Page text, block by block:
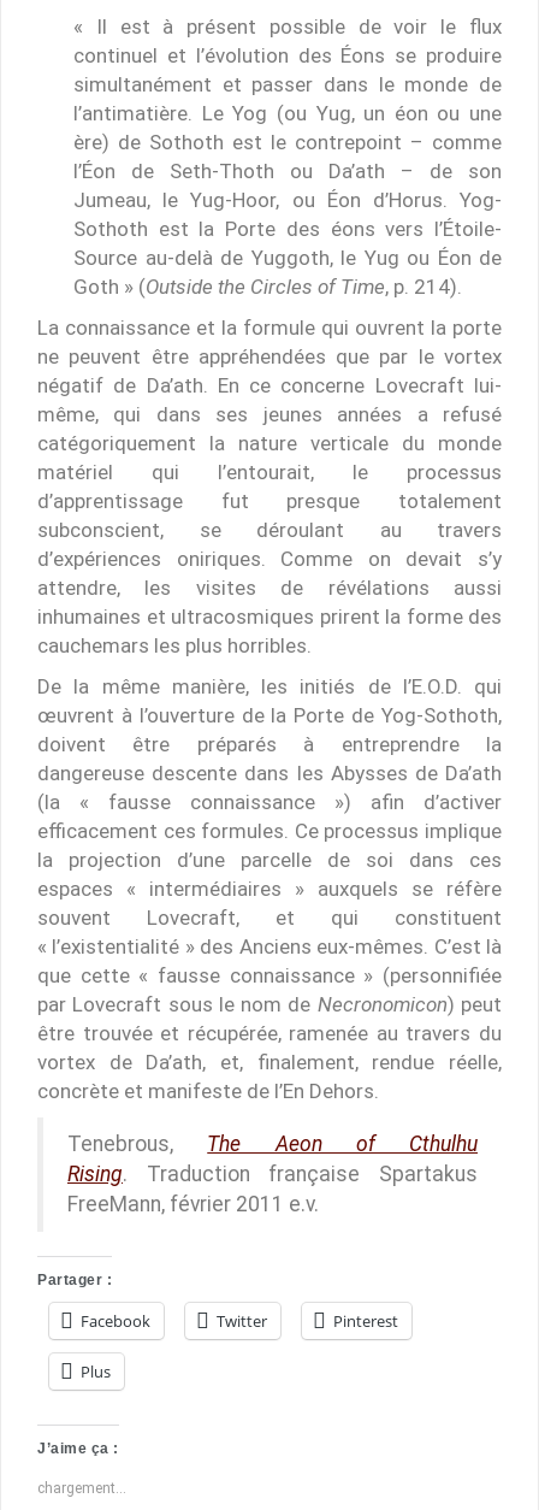
« Il est à présent possible de voir le flux
continuel et l’évolution des Éons se produire
simultanément et passer dans le monde de
l’antimatière. Le Yog (ou Yug, un éon ou une
ère) de Sothoth est le contrepoint – comme
l’Éon de Seth-Thoth ou Da’ath – de son
Jumeau, le Yug-Hoor, ou Éon d’Horus. Yog-
Sothoth est la Porte des éons vers l’Étoile-
Source au-delà de Yuggoth, le Yug ou Éon de
Goth » (Outside the Circles of Time, p. 214).
La connaissance et la formule qui ouvrent la porte
ne peuvent être appréhendées que par le vortex
négatif de Da’ath. En ce concerne Lovecraft lui-
même, qui dans ses jeunes années a refusé
catégoriquement la nature verticale du monde
matériel qui l’entourait, le processus
d’apprentissage fut presque totalement
subconscient, se déroulant au travers
d’expériences oniriques. Comme on devait s’y
attendre, les visites de révélations aussi
inhumaines et ultracosmiques prirent la forme des
cauchemars les plus horribles.
De la même manière, les initiés de l’E.O.D. qui
œuvrent à l’ouverture de la Porte de Yog-Sothoth,
doivent être préparés à entreprendre la
dangereuse descente dans les Abysses de Da’ath
(la « fausse connaissance ») afin d’activer
efficacement ces formules. Ce processus implique
la projection d’une parcelle de soi dans ces
espaces « intermédiaires » auxquels se réfère
souvent Lovecraft, et qui constituent
« l’existentialité » des Anciens eux-mêmes. C’est là
que cette « fausse connaissance » (personnifiée
par Lovecraft sous le nom de Necronomicon) peut
être trouvée et récupérée, ramenée au travers du
vortex de Da’ath, et, finalement, rendue réelle,
concrète et manifeste de l’En Dehors.
Tenebrous, The Aeon of Cthulhu
Rising. Traduction française Spartakus
FreeMann, février 2011 e.v.
Partager :
Facebook Twitter Pinterest
Plus
J’aime ça :
chargement…